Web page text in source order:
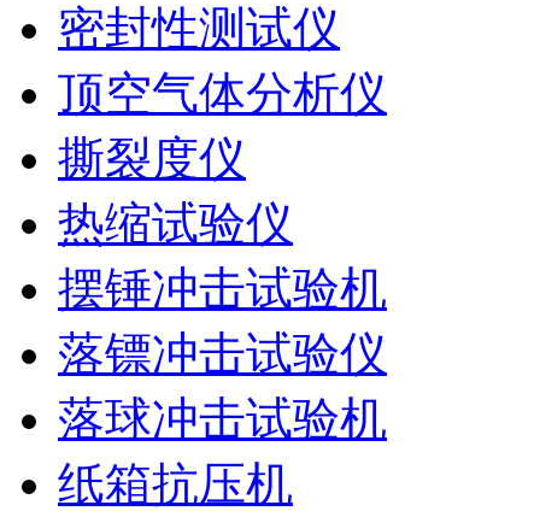
密封性测试仪
顶空气体分析仪
撕裂度仪
热缩试验仪
摆锤冲击试验机
落镖冲击试验仪
落球冲击试验机
纸箱抗压机